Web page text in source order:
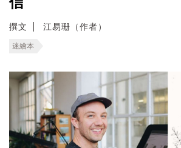
撰文 江易珊（作者）
迷繪本